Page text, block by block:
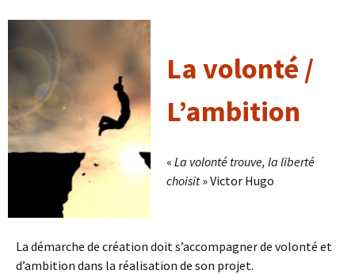
La volonté /
L’ambition
« La volonté trouve, la liberté
choisit» Victor Hugo
La démarche de création doit s’accompagner de volonté et
d’ambition dans la réalisation de son projet.